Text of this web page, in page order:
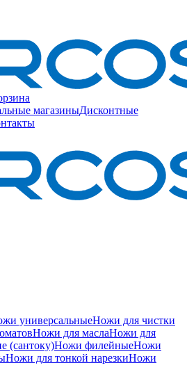
магазиныДисконтные
универсальныеНожи для чистки
Ножи для маслаНожи для
(сантоку)Ножи филейныеНожи
Ножи для тонкой нарезкиНожи